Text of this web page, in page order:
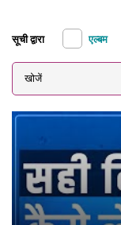
सूची द्वारा एल्बम
Search